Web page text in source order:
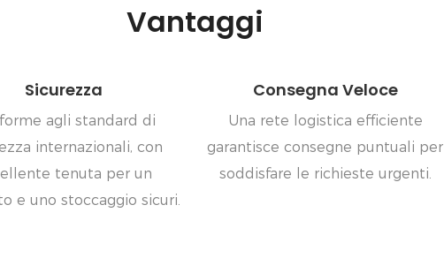
Vantaggi
Sicurezza
agli standard di
internazionali, con
tenuta per un
e uno stoccaggio sicuri.
Consegna Veloce
Una rete logistica efficiente
garantisce consegne puntuali per
soddisfare le richieste urgenti.